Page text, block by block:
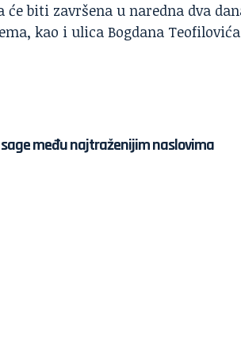
biti završena u naredna dva
kao i ulica Bogdana
sage među najtraženijim naslovima